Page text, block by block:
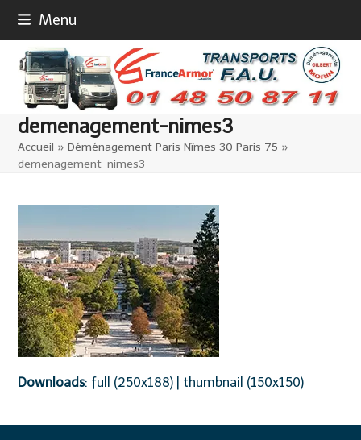
content
Menu
demenagement-nimes3
Accueil »Déménagement Paris Nîmes 30 Paris 75 »
demenagement-nimes3
Downloads: full (250x188) thumbnail (150x150)